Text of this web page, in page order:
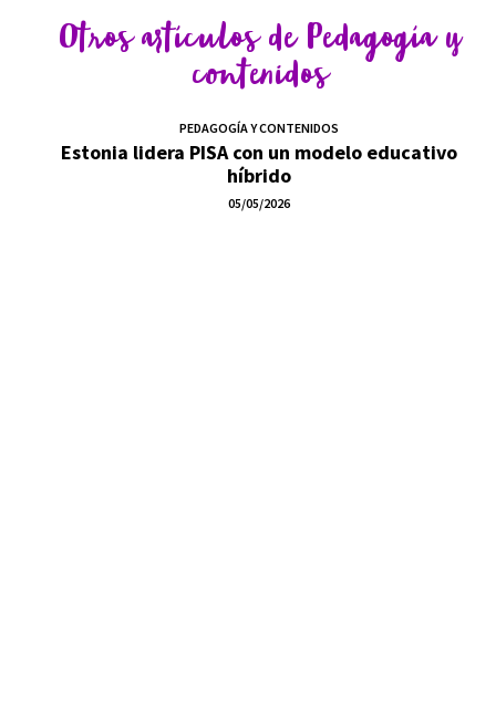
Otros artículos dePedagogía y
contenidos
PEDAGOGÍA Y CONTENIDOS
Estonia lidera PISA con un modelo educativo
híbrido
05/05/2026